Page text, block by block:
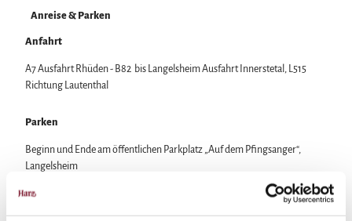
Anreise & Parken
Anfahrt
A7 Ausfahrt Rhüden - B82 bis Langelsheim Ausfahrt Innerstetal, L515
Richtung Lautenthal
Parken
Beginn und Ende am öffentlichen Parkplatz „Auf dem Pfingsanger“,
Langelsheim